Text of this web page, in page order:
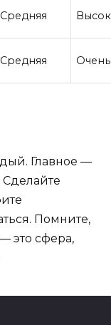
Средняя
Средняя
Главное —
Помните,
это сфера,